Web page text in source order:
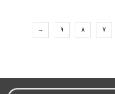
7
8
9
→